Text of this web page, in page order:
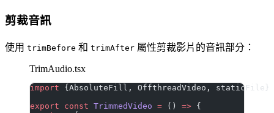
剪裁音訊
使用 trimBefore 和 trimAfter 屬性剪裁影片的音訊部分：
TrimAudio.tsx
import {AbsoluteFill, OffthreadVideo, staticFile}
export const TrimmedVideo = () => {